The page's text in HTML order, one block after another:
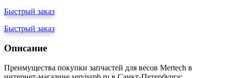
Быстрый заказ
Быстрый заказ
Описание
Преимущества покупки запчастей для весов Mertech в